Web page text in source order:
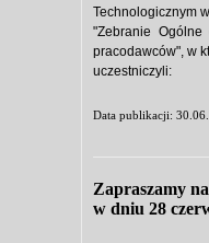
Technologicznym
"Zebranie Ogólne
pracodawców", w
uczestniczyli:
Data publikacji:
Zapraszamy
w dniu 28